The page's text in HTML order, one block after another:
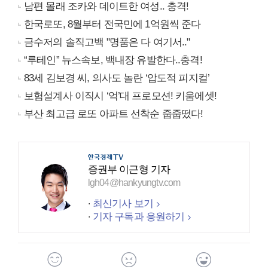
남편 몰래 조카와 데이트한 여성.. 충격!
한국로또, 8월부터 전국민에 1억원씩 준다
금수저의 솔직고백 "명품은 다 여기서.."
“루테인” 뉴스속보, 백내장 유발한다..충격!
83세 김보경 씨, 의사도 놀란 ‘압도적 피지컬’
보험설계사 이직시 ‘억’대 프로모션! 키움에셋!
부산 최고급 로또 아파트 선착순 줍줍떴다!
증권부 이근형 기자
lgh04@hankyungtv.com
최신기사 보기
기자 구독과 응원하기